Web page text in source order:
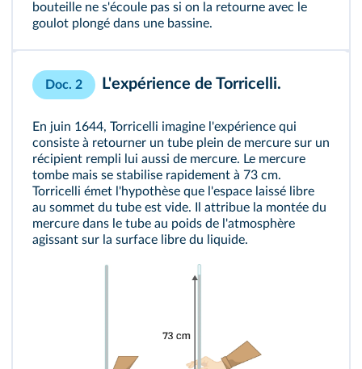
bouteille ne s'écoule pas si on la retourne avec le
goulot plongé dans une bassine.
Doc. 2 L'expérience de Torricelli.
En juin 1644, Torricelli imagine l'expérience qui
consiste à retourner un tube plein de mercure sur un
récipient rempli lui aussi de mercure. Le mercure
tombe mais se stabilise rapidement à 73 cm.
Torricelli émet l'hypothèse que l'espace laissé libre
au sommet du tube est vide. Il attribue la montée du
mercure dans le tube au poids de l'atmosphère
agissant sur la surface libre du liquide.